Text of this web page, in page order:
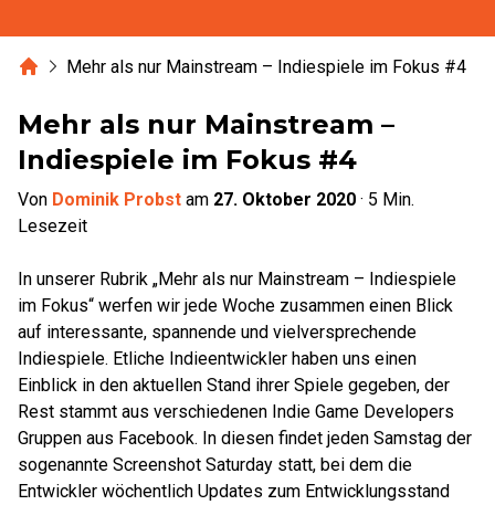
HomeMehr als nur Mainstream – Indiespiele im Fokus #4
Mehr als nur Mainstream –
Indiespiele im Fokus #4
Von Dominik Probst am 27. Oktober 2020 · 5 Min.
Lesezeit
In unserer Rubrik „Mehr als nur Mainstream – Indiespiele
im Fokus“ werfen wir jede Woche zusammen einen Blick
auf interessante, spannende und vielversprechende
Indiespiele. Etliche Indieentwickler haben uns einen
Einblick in den aktuellen Stand ihrer Spiele gegeben, der
Rest stammt aus verschiedenen Indie Game Developers
Gruppen aus Facebook. In diesen findet jeden Samstag der
sogenannte Screenshot Saturday statt, bei dem die
Entwickler wöchentlich Updates zum Entwicklungsstand